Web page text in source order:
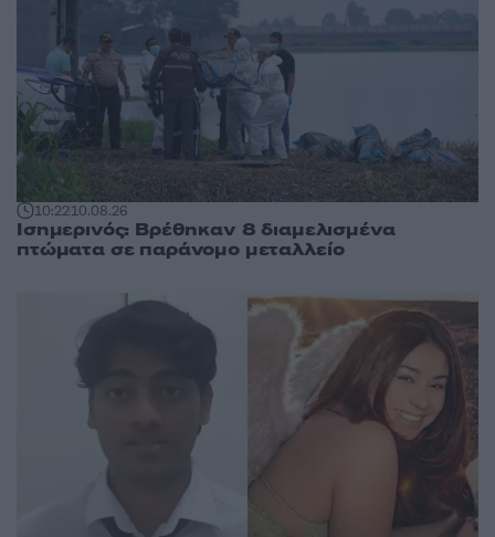
10:2210.08.26
Ισημερινός: Βρέθηκαν 8 διαμελισμένα
πτώματα σε παράνομο μεταλλείο